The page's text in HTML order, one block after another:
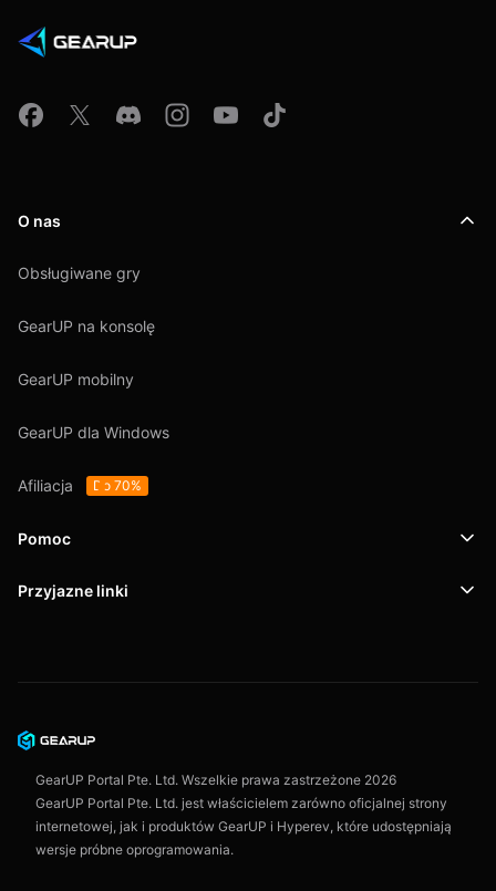
O nas
Obsługiwane gry
GearUP na konsolę
GearUP mobilny
GearUP dla Windows
Afiliacja Do 70%
Pomoc
Wsparcie
Umowa użytkownika
Przyjazne linki
GearUP Portal Pte. Ltd. Wszelkie prawa zastrzeżone 2026
GearUP Portal Pte. Ltd. jest właścicielem zarówno oficjalnej strony
internetowej, jak i produktów GearUP i Hyperev, które udostępniają
wersje próbne oprogramowania.